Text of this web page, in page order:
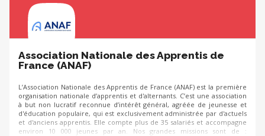
Association Nationale des Apprentis de
France (ANAF)
L’Association Nationale des Apprentis de France (ANAF) est la première
organisation nationale d’apprentis et d'alternants. C’est une association
à but non lucratif reconnue d’intérêt général, agréée de jeunesse et
d'éducation populaire, qui est exclusivement administrée par d'actuels
et d'anciens apprentis. Elle compte plus de 35 salariés et accompagne
environ 10 000 jeunes par an. Nos grandes missions sont de :